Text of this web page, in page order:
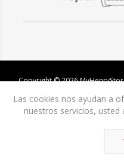
Copyright © 2026
Las cookies nos ayudan a
nuestros servicios,